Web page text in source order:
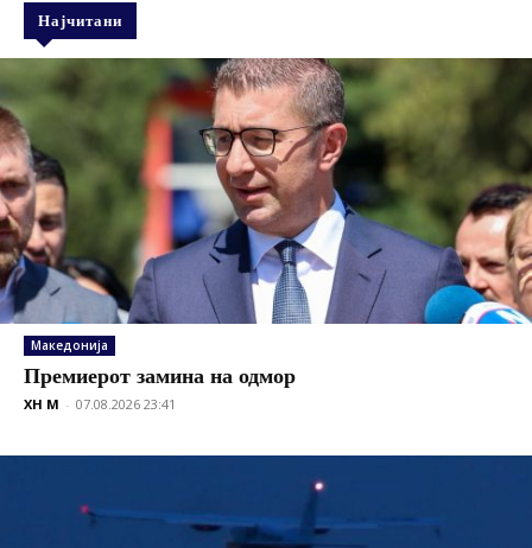
Најчитани
Македонија
Премиерот замина на одмор
XH M - 07.08.2026 23:41